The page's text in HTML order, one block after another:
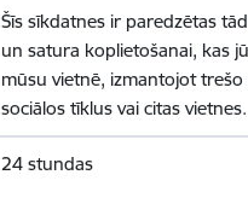
Šīs sīkdatnes ir paredzētas
un satura koplietošanai, kas
mūsu vietnē, izmantojot
sociālos tīklus vai citas vietnes.
24 stundas